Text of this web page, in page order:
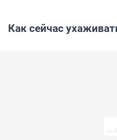
Как сейчас